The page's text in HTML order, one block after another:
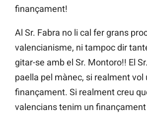
finançament!
Al Sr. Fabra no li cal fer grans
valencianisme, ni tampoc dir
gitar-se amb el Sr. Montoro!! El
paella pel mànec, si realment vol
finançament. Si realment creu
valencians tenim un